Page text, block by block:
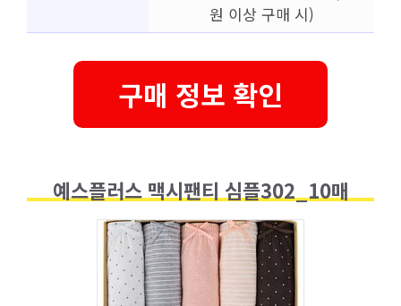
원 이상 구매 시)
구매 정보 확인
예스플러스 맥시팬티 심플302_10매